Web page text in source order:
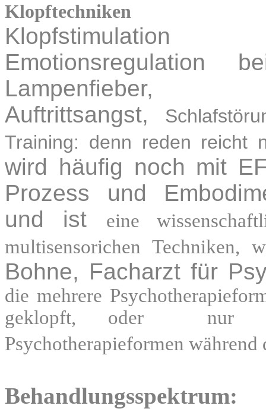
Klopftechniken
Klopfstimulation
Emotionsregulation
Auftrittsangst,
Training: denn reden
wird häufig noch mit
Prozess und
und ist
eine
multisensorichen
Bohne, Facharzt für
die mehrere
geklopft, oder nur
Psychotherapieformen
Behandlungsspektrum: